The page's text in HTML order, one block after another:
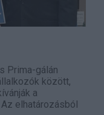
Prima-gálán
között,
a
elhatározásból